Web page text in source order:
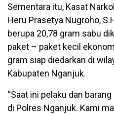
Sementara itu, Kasat
Heru Prasetya Nugroho,
berupa 20,78 gram sabu
paket – paket kecil
gram siap diedarkan di
Kabupaten Nganjuk.
“Saat ini pelaku dan
di Polres Nganjuk. Kami